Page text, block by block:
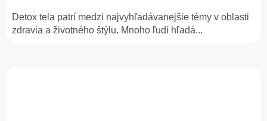
Detox tela patrí medzi najvyhľadávanejšie témy v oblasti
zdravia a životného štýlu. Mnoho ľudí hľadá...